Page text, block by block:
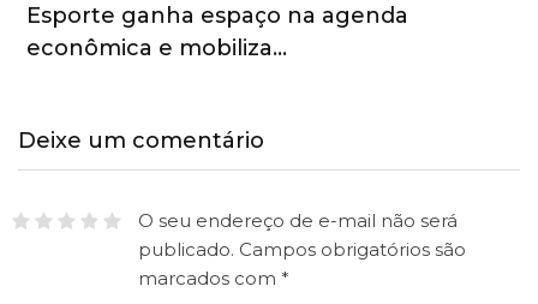
Esporte ganha espaço na agenda
econômica e mobiliza…
Deixe um comentário
O seu endereço de e-mail não será
publicado. Campos obrigatórios são
marcados com *